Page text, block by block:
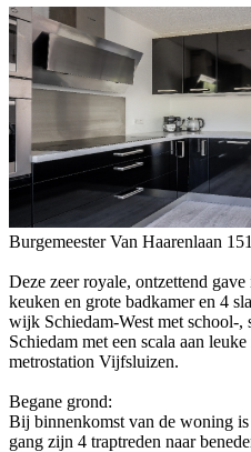
Burgemeester Van Haarenlaan
Deze zeer royale, ontzettend
keuken en grote badkamer en 4
wijk Schiedam-West met school-
Schiedam met een scala aan
metrostation Vijfsluizen.
Begane grond:
Bij binnenkomst van de woning
gang zijn 4 traptreden naar